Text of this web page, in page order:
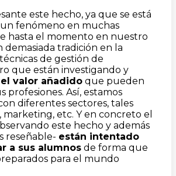
este hecho, ya que se está
fenómeno en muchas
hasta el momento en nuestro
demasiada tradición en la
de gestión de
que están investigando y
valor añadido que pueden
profesiones. Así, estamos
diferentes sectores, tales
etc. Y en concreto el
este hecho y además
reseñable- están intentado
a sus alumnos de forma que
para el mundo